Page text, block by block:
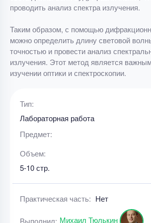
проводить анализ спектра излучения.
Таким образом, с помощью
можно определить длину световой
точностью и провести анализ
излучения. Этот метод является
изучении оптики и спектроскопии.
Тип:
Лабораторная работа
Предмет:
Объем:
5-10 стр.
Практическая часть: Нет
Выполнил: Михаил Тюлькин